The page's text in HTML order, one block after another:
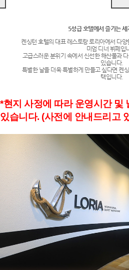
5성급 호텔에서 즐기는
켄싱턴 호텔의 대표 레스토랑 로리아에서 다양
미엄 디너 뷔페입
고급스러운 분위기 속에서 신선한 해산물과
있습니다.
특별한 날을 더욱 특별하게 만들고 싶다면 켄
택입니다.
*현지 사정에 따라 운영시간 및
있습니다. (사전에 안내드리고